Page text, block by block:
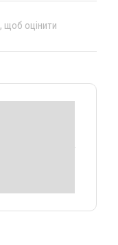
, щоб оцінити